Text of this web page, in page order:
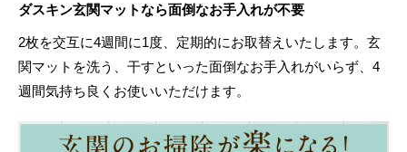
ダスキン玄関マットなら面倒なお手入れが不要
2枚を交互に4週間に1度、定期的にお取替えいたします。玄
関マットを洗う、干すといった面倒なお手入れがいらず、4
週間気持ち良くお使いいただけます。